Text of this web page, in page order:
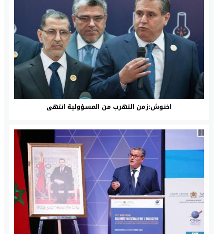
اخنوش:زمن التهرب من المسؤولية انتهى